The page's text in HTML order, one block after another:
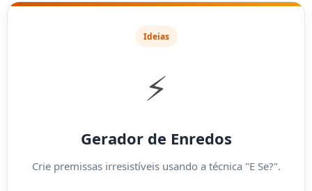
Ideias
⚡
Gerador de Enredos
Crie premissas irresistíveis usando a técnica "E Se?".